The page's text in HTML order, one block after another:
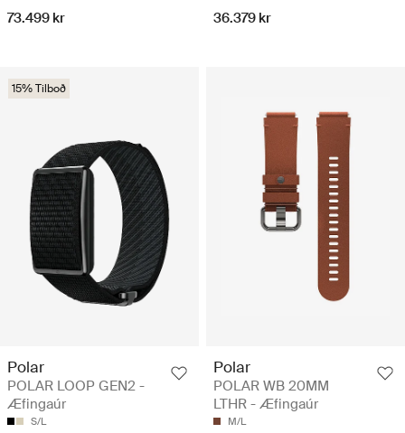
73.499 kr 36.379 kr
15% Tilboð
Polar
POLAR LOOP GEN2 -
Æfingaúr
S/L
Polar
POLAR WB 20MM
LTHR - Æfingaúr
M/L